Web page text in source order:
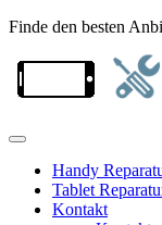
Finde den besten
Handy
Tablet
Kontakt